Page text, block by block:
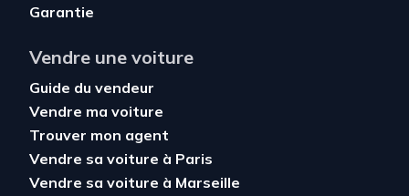
Garantie
Vendre une voiture
Guide du vendeur
Vendre ma voiture
Trouver mon agent
Vendre sa voiture à Paris
Vendre sa voiture à Marseille